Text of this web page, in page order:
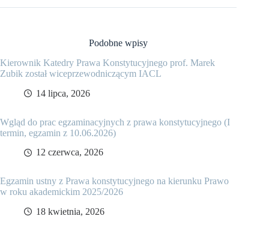
Podobne wpisy
Kierownik Katedry Prawa Konstytucyjnego prof. Marek
Zubik został wiceprzewodniczącym IACL
14 lipca, 2026
Wgląd do prac egzaminacyjnych z prawa konstytucyjnego (I
termin, egzamin z 10.06.2026)
12 czerwca, 2026
Egzamin ustny z Prawa konstytucyjnego na kierunku Prawo
w roku akademickim 2025/2026
18 kwietnia, 2026